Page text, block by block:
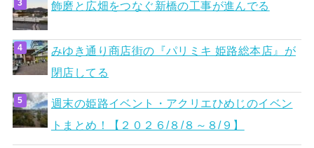
飾磨と広畑をつなぐ新橋の工事が進んでる
みゆき通り商店街の『パリミキ 姫路総本店』が
閉店してる
週末の姫路イベント・アクリエひめじのイベン
トまとめ！【２０２６/８/８～８/９】